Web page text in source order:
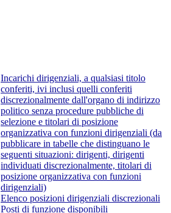
Incarichi dirigenziali, a qualsiasi titolo
conferiti, ivi inclusi quelli conferiti
discrezionalmente dall'organo di indirizzo
politico senza procedure pubbliche di
selezione e titolari di posizione
organizzativa con funzioni dirigenziali (da
pubblicare in tabelle che distinguano le
seguenti situazioni: dirigenti, dirigenti
individuati discrezionalmente, titolari di
posizione organizzativa con funzioni
dirigenziali)
Elenco posizioni dirigenziali discrezionali
Posti di funzione disponibili